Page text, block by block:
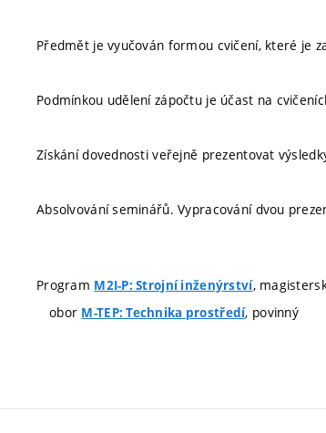
Předmět je vyučován formou cvičení, které je
Podmínkou udělení zápočtu je účast na
Získání dovednosti veřejně prezentovat
Absolvování seminářů. Vypracování dvou
Program M2I-P: Strojní inženýrství,
obor M-TEP: Technika prostředí, povinný